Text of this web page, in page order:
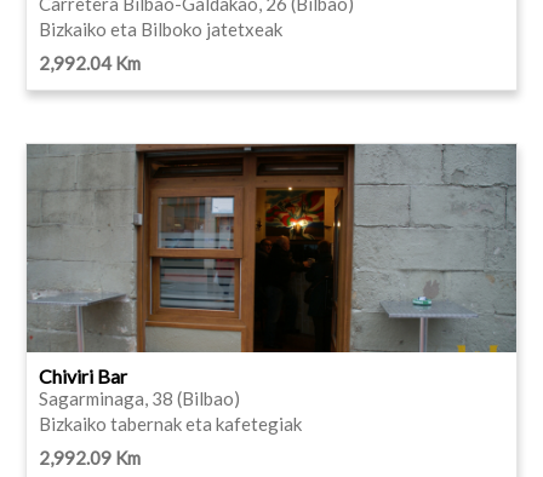
Bizkaiko eta Bilboko jatetxeak
2,992.04 Km
Chiviri Bar
Sagarminaga, 38 (Bilbao)
Bizkaiko tabernak eta kafetegiak
2,992.09 Km